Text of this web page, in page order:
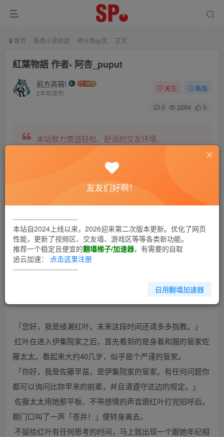
首页 各类小说阅读 待分类sp文 正文
紅葉物語 作者- 阿杏_puput
前方高萌!
2年前发布
关注 私信
0 2284 0
本站致力营造轻松、舒适的交友环境。
另有小说阅读站点，网罗包括训诫文、腐文在内的
第1回
绫濑红叶是女子短大生(2年制短期大学)利用暑假找了一份兼
差的工作。原本她只是想在餐厅打工的，但是同学应征到一
「您好，我是绫濑红叶。未来这段时间还请多多指教。」
红叶在进入伊集院家之后，首先看到的是身着和服的管家佐
藤太太。看起来大约40几岁，似乎是个严谨的管家。
「你好，我是佐藤早苗，是伊集院家的管家。有任何问题你
都可以询问比妳早来的前辈，并且请遵守这边的规定。」
佐藤太太用她那平板、不带感情的声音跟红叶打完招呼后，
朝门口叫了一声「苍井！」便转身离去。
不留给红叶有任何思考的时间，马上就出现一个跟她年纪相
友友们好啊！
--------------------------
本站自2024上线以来，2026迎来第二次版本更新。优化了网页
性能，更新了视频区、交友墙、游戏区等等各类新功能。
推荐一个稳定且便宜的翻墙梯子/加速器，有需要的自取
追云加速： 点击这里注册
--------------------------
自用翻墙加速器